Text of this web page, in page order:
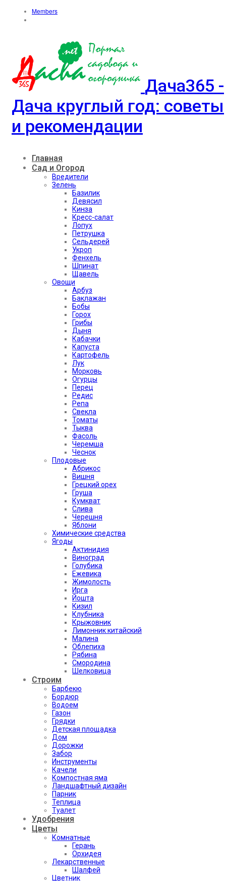
Members
Дача365 -
Дача круглый год: советы
и рекомендации
Главная
Сад и Огород
Вредители
Зелень
Базилик
Девясил
Кинза
Кресс-салат
Лопух
Петрушка
Сельдерей
Укроп
Фенхель
Шпинат
Щавель
Овощи
Арбуз
Баклажан
Бобы
Горох
Грибы
Дыня
Кабачки
Капуста
Картофель
Лук
Морковь
Огурцы
Перец
Редис
Репа
Свекла
Томаты
Тыква
Фасоль
Черемша
Чеснок
Плодовые
Абрикос
Вишня
Грецкий орех
Груша
Кумкват
Слива
Черешня
Яблони
Химические средства
Ягоды
Актинидия
Виноград
Голубика
Ежевика
Жимолость
Ирга
Йошта
Кизил
Клубника
Крыжовник
Лимонник китайский
Малина
Облепиха
Рябина
Смородина
Шелковица
Строим
Барбекю
Бордюр
Водоем
Газон
Грядки
Детская площадка
Дом
Дорожки
Забор
Инструменты
Качели
Компостная яма
Ландшафтный дизайн
Парник
Теплица
Туалет
Удобрения
Цветы
Комнатные
Герань
Орхидея
Лекарственные
Шалфей
Цветник